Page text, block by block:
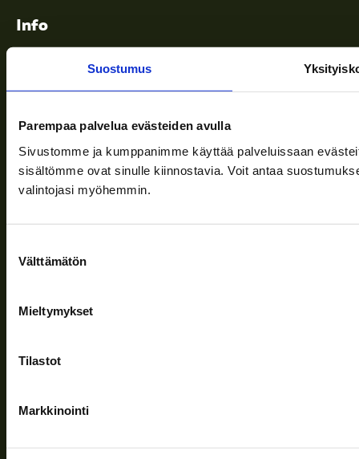
Suostumus
Parempaa palvelua evästeiden avulla
Sivustomme ja kumppanimme käyttää palveluissaan
sisältömme ovat sinulle kiinnostavia. Voit antaa
valintojasi myöhemmin.
valinta
Välttämätön
Mieltymykset
Tilastot
Markkinointi
Info
Toimitusehdot
Ajankohtaista
Yritys
Tuki